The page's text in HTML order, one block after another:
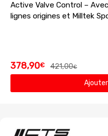
Active Valve Control –
lignes origines et Milltek
421,00€
378,90€